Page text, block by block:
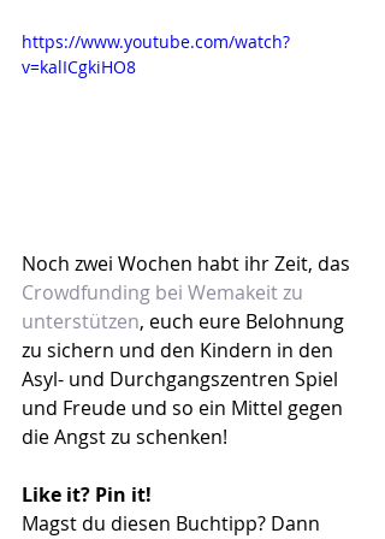
https://www.youtube.com/watch?
v=kalICgkiHO8
Noch zwei Wochen habt ihr Zeit, das
Crowdfunding bei Wemakeit zu
unterstützen, euch eure Belohnung
zu sichern und den Kindern in den
Asyl- und Durchgangszentren Spiel
und Freude und so ein Mittel gegen
die Angst zu schenken!
Like it? Pin it!
Magst du diesen Buchtipp? Dann